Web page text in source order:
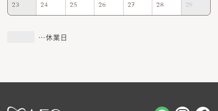
23 24 25 26 27 28 29
…休業日